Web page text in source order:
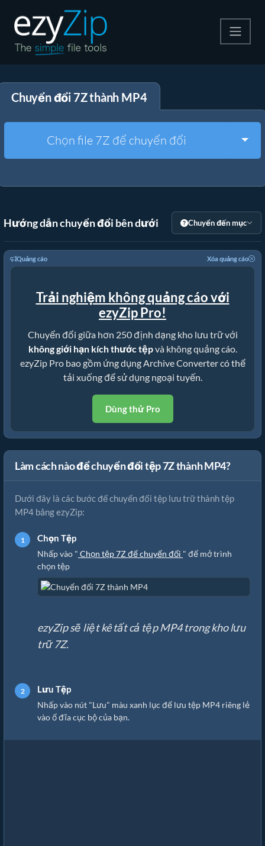
Giải nén
Công cụ khác
Chuyển đổi 7Z thành MP4
Chọn file 7Z để chuyển đổi
Hướng dẫn chuyển đổi bên dưới Chuyển đến mục
Quảng cáo Xóa quảng cáo
Trải nghiệm không quảng cáo với
ezyZip Pro!
Chuyển đổi giữa hơn 250 định dạng kho lưu trữ với
không giới hạn kích thước tệpvà không quảng cáo.
ezyZip Pro bao gồm ứng dụng Archive Converter có thể
tải xuống để sử dụng ngoại tuyến.
Dùng thử Pro
Làm cách nào để chuyển đổi tệp 7Z thành MP4?
Dưới đây là các bước để chuyển đổi tệp lưu trữ thành tệp
MP4 bằng ezyZip:
Chọn Tệp
Nhấp vào " Chọn tệp 7Z để chuyển đổi " để mở trình
chọn tệp
ezyZip sẽ liệt kê tất cả tệp MP4 trong kho lưu
trữ 7Z.
Lưu Tệp
Nhấp vào nút "Lưu" màu xanh lục để lưu tệp MP4 riêng lẻ
vào ổ đĩa cục bộ của bạn.